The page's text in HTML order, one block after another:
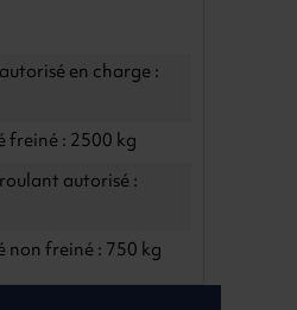
en charge :
freiné : 2500 kg
autorisé :
non freiné : 750 kg